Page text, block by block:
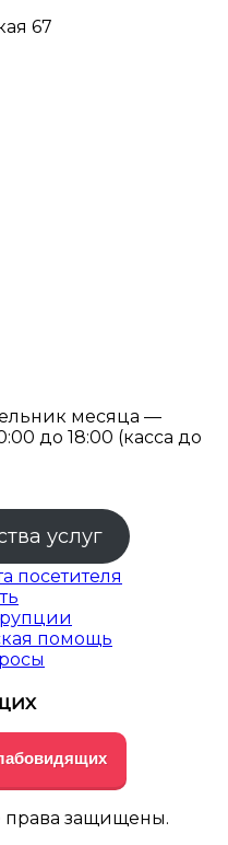
67
месяца —
до 18:00 (касса до
услуг
посетителя
помощь
защищены.